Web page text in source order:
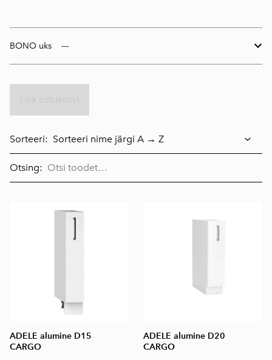
BONO uks
Sorteeri:
Otsing:
ADELE alumine D15
CARGO
ADELE alumine D20
CARGO